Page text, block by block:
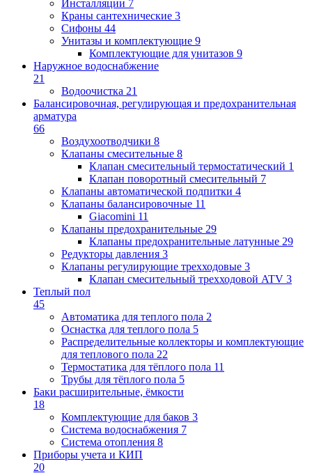
Инсталляции 7
Краны сантехнические 3
Сифоны 44
Унитазы и комплектующие 9
Комплектующие для унитазов 9
Наружное водоснабжение
21
Водоочистка 21
Балансировочная, регулирующая и предохранительная
арматура
66
Воздухоотводчики 8
Клапаны cмесительные 8
Клапан cмесительный термостатический 1
Клапан поворотный cмесительный 7
Клапаны автоматической подпитки 4
Клапаны балансировочные 11
Giacomini 11
Клапаны предохранительные 29
Клапаны предохранительные латунные 29
Редукторы давления 3
Клапаны регулирующие трехходовые 3
Клапан смесительный трехходовой ATV 3
Теплый пол
45
Автоматика для теплого пола 2
Оснастка для теплого пола 5
Распределительные коллекторы и комплектующие
для теплового пола 22
Термостатика для тёплого пола 11
Трубы для тёплого пола 5
Баки расширительные, ёмкости
18
Комплектующие для баков 3
Система водоснабжения 7
Система отопления 8
Приборы учета и КИП
20